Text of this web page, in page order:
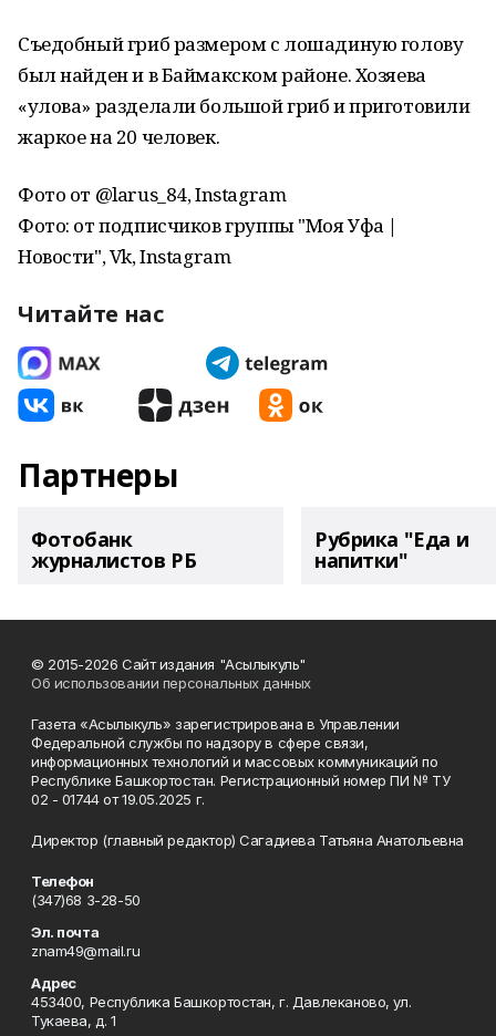
Съедобный гриб размером с лошадиную голову
был найден и в Баймакском районе. Хозяева
«улова» разделали большой гриб и приготовили
жаркое на 20 человек.
Фото от @larus_84, Instagram
Фото: от подписчиков группы "Моя Уфа |
Новости", Vk, Instagram
Читайте нас
Партнеры
Фотобанк
журналистов РБ
Рубрика "Еда и
напитки"
© 2015-2026 Сайт издания "Асылыкуль"
Об использовании персональных данных
Газета «Асылыкуль» зарегистрирована в Управлении
Федеральной службы по надзору в сфере связи,
информационных технологий и массовых коммуникаций по
Республике Башкортостан. Регистрационный номер ПИ № ТУ
02 - 01744 от 19.05.2025 г.
Директор (главный редактор) Сагадиева Татьяна Анатольевна
Телефон
(347)68 3-28-50
Эл. почта
znam49@mail.ru
Адрес
453400, Республика Башкортостан, г. Давлеканово, ул.
Тукаева, д. 1